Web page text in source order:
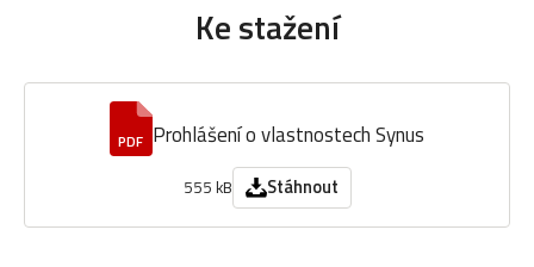
Ke stažení
PDF Prohlášení o vlastnostech Synus
555 kB Stáhnout